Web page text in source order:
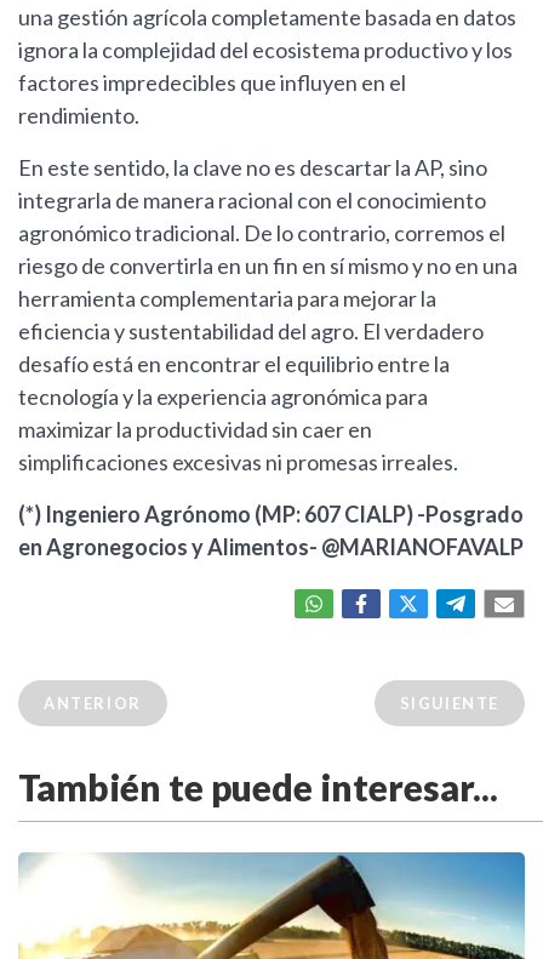
una gestión agrícola completamente basada en datos
ignora la complejidad del ecosistema productivo y los
factores impredecibles que influyen en el
rendimiento.
En este sentido, la clave no es descartar la AP, sino
integrarla de manera racional con el conocimiento
agronómico tradicional. De lo contrario, corremos el
riesgo de convertirla en un fin en sí mismo y no en una
herramienta complementaria para mejorar la
eficiencia y sustentabilidad del agro. El verdadero
desafío está en encontrar el equilibrio entre la
tecnología y la experiencia agronómica para
maximizar la productividad sin caer en
simplificaciones excesivas ni promesas irreales.
(*) Ingeniero Agrónomo (MP: 607 CIALP) -Posgrado
en Agronegocios y Alimentos- @MARIANOFAVALP
ANTERIOR SIGUIENTE
También te puede interesar...